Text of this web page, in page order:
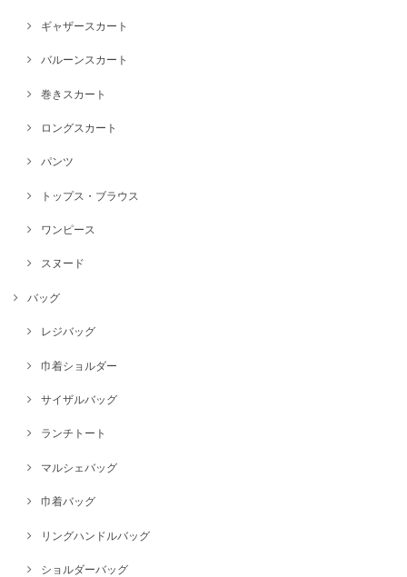
ギャザースカート
バルーンスカート
巻きスカート
ロングスカート
パンツ
トップス・ブラウス
ワンピース
スヌード
バッグ
レジバッグ
巾着ショルダー
サイザルバッグ
ランチトート
マルシェバッグ
巾着バッグ
リングハンドルバッグ
ショルダーバッグ